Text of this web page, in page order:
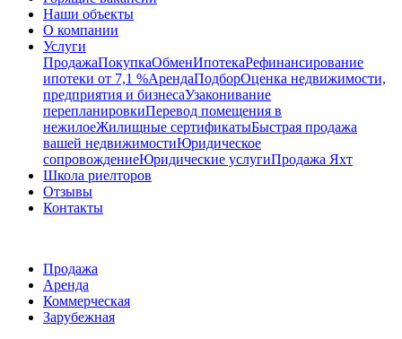
Наши объекты
О компании
Услуги
ПродажаПокупкаОбменИпотекаРефинансирование
ипотеки от 7,1 %АрендаПодборОценка недвижимости,
предприятия и бизнесаУзаконивание
перепланировкиПеревод помещения в
нежилоеЖилищные сертификатыБыстрая продажа
вашей недвижимостиЮридическое
сопровождениеЮридические услугиПродажа Яхт
Школа риелторов
Отзывы
Контакты
Продажа
Аренда
Коммерческая
Зарубежная